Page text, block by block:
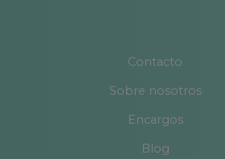
Contacto
Sobre nosotros
Encargos
Blog